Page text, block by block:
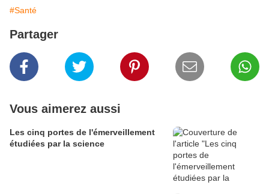
#Santé
Partager
Vous aimerez aussi
Les cinq portes de l'émerveillement
étudiées par la science